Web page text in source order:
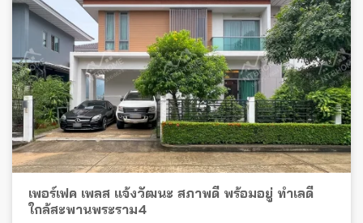
เพอร์เฟค เพลส แจ้งวัฒนะ สภาพดี พร้อมอยู่ ทำเลดี
ใกล้สะพานพระราม4